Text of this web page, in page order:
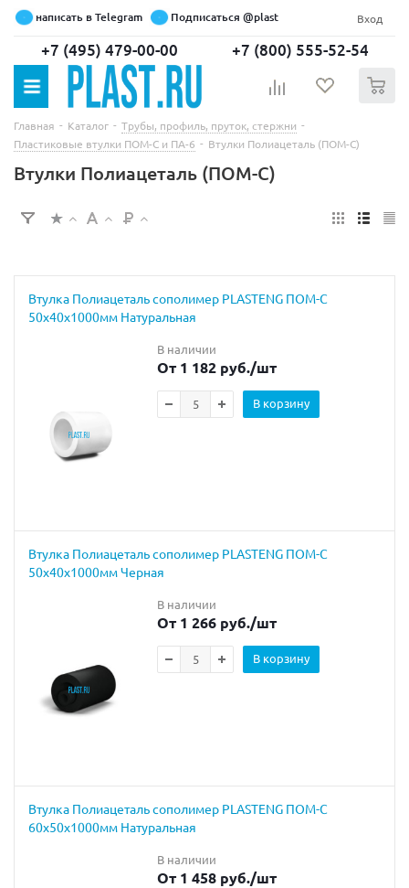
написать в Telegram Подписаться @plast Вход
+7 (495) 479-00-00 +7 (800) 555-52-54
Главная - Каталог - Трубы, профиль, пруток, стержни -
Пластиковые втулки ПОМ-С и ПА-6 - Втулки Полиацеталь (ПОМ-С)
Втулки Полиацеталь (ПОМ-С)
Втулка Полиацеталь сополимер PLASTENG ПОМ-С
50х40х1000мм Натуральная
В наличии
От 1 182 руб./шт
В корзину
Втулка Полиацеталь сополимер PLASTENG ПОМ-С
50х40х1000мм Черная
В наличии
От 1 266 руб./шт
В корзину
Втулка Полиацеталь сополимер PLASTENG ПОМ-С
60х50х1000мм Натуральная
В наличии
От 1 458 руб./шт